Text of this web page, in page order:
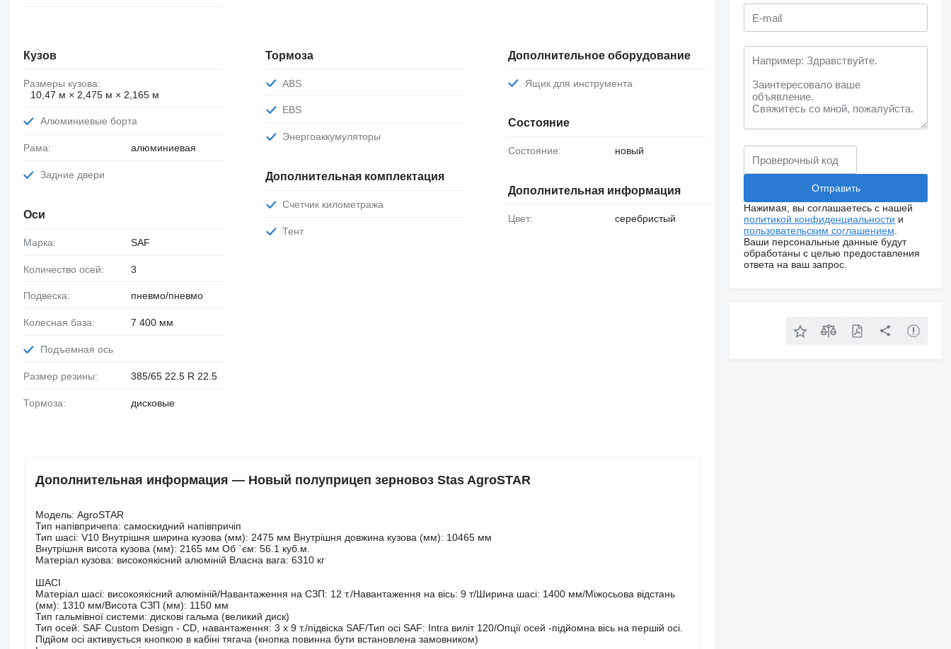
Кузов
Размеры кузова:
10,47 м × 2,475 м × 2,165 м
Алюминиевые борта
Рама: алюминиевая
Задние двери
Оси
Марка: SAF
Количество осей: 3
Подвеска: пневмо/пневмо
Колесная база: 7 400 мм
Подъемная ось
Размер резины: 385/65 22.5 R 22.5
Тормоза: дисковые
Тормоза
ABS
EBS
Энергоаккумуляторы
Дополнительная комплектация
Счетчик километража
Тент
Дополнительное оборудование
Ящик для инструмента
Состояние
Состояние: новый
Дополнительная информация
Цвет: серебристый
Дополнительная информация — Новый полуприцеп зерновоз Stas AgroSTAR
Модель: AgroSTAR
Тип напівпричепа: самоскидний напівпричіп
Тип шасі: V10 Внутрішня ширина кузова (мм): 2475 мм Внутрішня довжина кузова (мм): 10465 мм
Внутрішня висота кузова (мм): 2165 мм Об `єм: 56.1 куб.м.
Матеріал кузова: високоякісний алюміній Власна вага: 6310 кг
ШАСІ
Матеріал шасі: високоякісний алюміній/Навантаження на СЗП: 12 т./Навантаження на вісь: 9 т/Ширина шасі: 1400 мм/Міжосьова відстань
(мм): 1310 мм/Висота СЗП (мм): 1150 мм
Тип гальмівної системи: дискові гальма (великий диск)
Тип осей: SAF Custom Design - CD, навантаження: 3 x 9 т./підвіска SAF/Тип осі SAF: Intra виліт 120/Опції осей -підйомна вісь на першій осі.
Підйом осі активується кнопкою в кабіні тягача (кнопка повинна бути встановлена замовником)
Нажимая, вы соглашаетесь с нашей
политикой конфиденциальности и
пользовательским соглашением
Ваши персональные данные будут
обработаны с целью предоставления
ответа на ваш запрос.